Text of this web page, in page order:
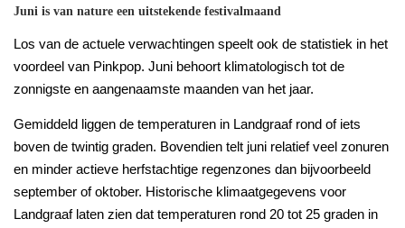
Juni is van nature een uitstekende festivalmaand
Los van de actuele verwachtingen speelt ook de statistiek in het
voordeel van Pinkpop. Juni behoort klimatologisch tot de
zonnigste en aangenaamste maanden van het jaar.
Gemiddeld liggen de temperaturen in Landgraaf rond of iets
boven de twintig graden. Bovendien telt juni relatief veel zonuren
en minder actieve herfstachtige regenzones dan bijvoorbeeld
september of oktober. Historische klimaatgegevens voor
Landgraaf laten zien dat temperaturen rond 20 tot 25 graden in